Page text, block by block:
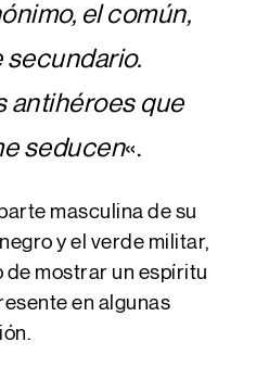
el común,
secundario.
antihéroes que
seducen«.
masculina de su
y el verde militar,
de mostrar un espíritu
en algunas